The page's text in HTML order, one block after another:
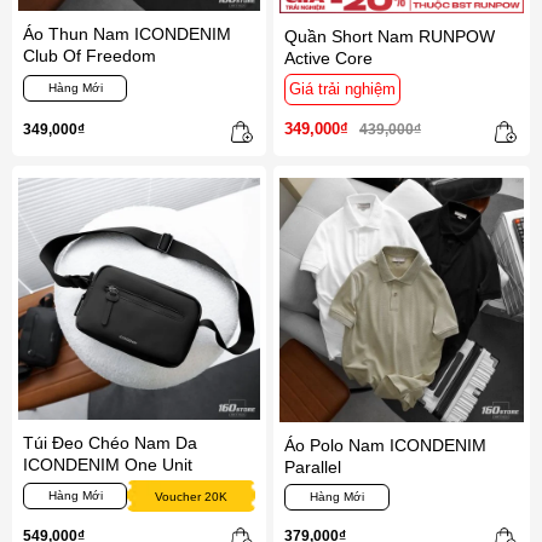
Áo Thun Nam ICONDENIM
Club Of Freedom
Hàng Mới
349,000₫
Quần Short Nam RUNPOW
Active Core
Giá trải nghiệm
349,000₫ 439,000₫
Túi Đeo Chéo Nam Da
ICONDENIM One Unit
Hàng Mới Voucher 20K
549,000₫
Áo Polo Nam ICONDENIM
Parallel
Hàng Mới
379,000₫